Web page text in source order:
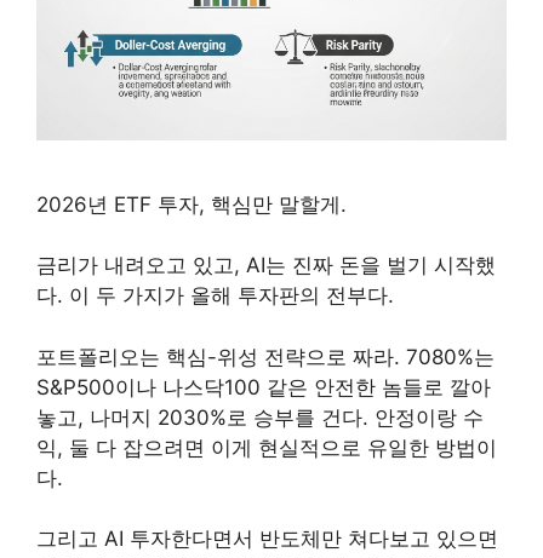
2026년 ETF 투자, 핵심만 말할게.
금리가 내려오고 있고, AI는 진짜 돈을 벌기 시작했
다. 이 두 가지가 올해 투자판의 전부다.
포트폴리오는 핵심-위성 전략으로 짜라. 7080%는
S&P500이나 나스닥100 같은 안전한 놈들로 깔아
놓고, 나머지 2030%로 승부를 건다. 안정이랑 수
익, 둘 다 잡으려면 이게 현실적으로 유일한 방법이
다.
그리고 AI 투자한다면서 반도체만 쳐다보고 있으면